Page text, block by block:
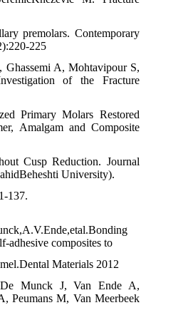
premolars. Contemporary
225
Ghassemi A, Mohtavipour S,
of the Fracture
Primary Molars Restored
Amalgam and Composite
Cusp Reduction. Journal
University).
137.
adhesive composites to
Materials 2012
De Munck J, Van Ende A,
A, Peumans M, Van Meerbeek